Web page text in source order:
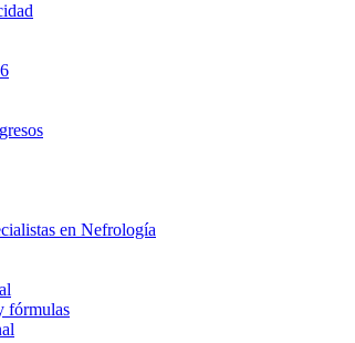
en Nefrología
fórmulas